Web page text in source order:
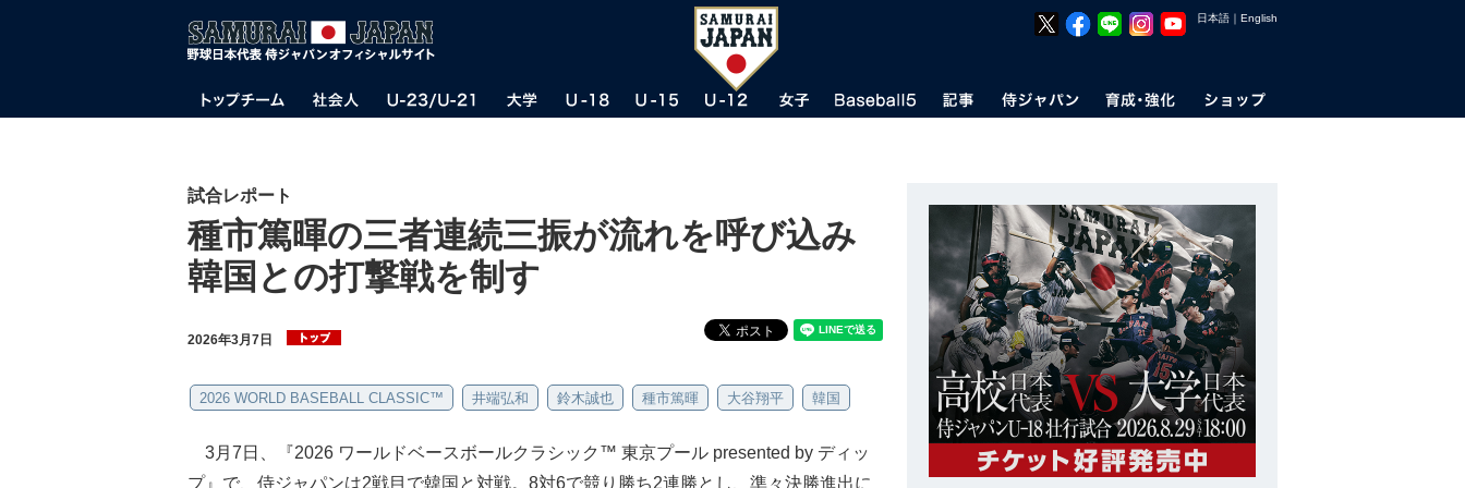
日本語 ｜ English
試合レポート
種市篤暉の三者連続三振が流れを呼び込み
韓国との打撃戦を制す
2026年3月7日
2026 WORLD BASEBALL CLASSIC™ 井端弘和 鈴木誠也 種市篤暉 大谷翔平 韓国
3月7日、『2026 ワールドベースボールクラシック™ 東京プール presented by ディッ
プ』で、侍ジャパンは2戦目で韓国と対戦。8対6で競り勝ち2連勝とし、準々決勝進出に